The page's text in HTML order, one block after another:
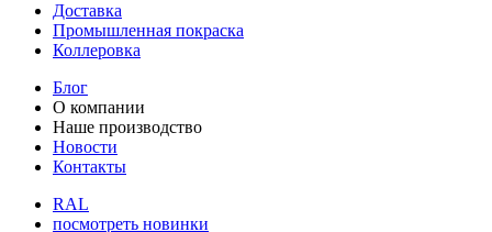
Доставка
Промышленная покраска
Коллеровка
Блог
О компании
Наше производство
Новости
Контакты
RAL
посмотреть новинки